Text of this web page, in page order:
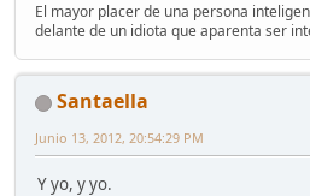
El mayor placer de una persona
delante de un idiota que aparenta ser
Santaella
Junio 13, 2012, 20:54:29 PM
Y yo, y yo.